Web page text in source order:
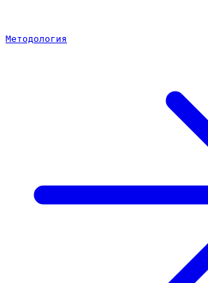
Методология